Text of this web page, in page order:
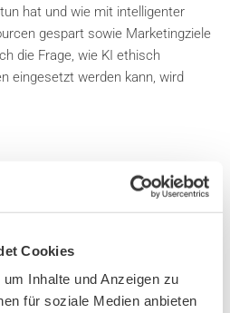
Cookies
Inhalte und Anzeigen zu
für soziale Medien anbieten
hat und wie mit intelligenter
gespart sowie Marketingziele
die Frage, wie KI ethisch
eingesetzt werden kann, wird
Kundenbeziehungsmanagement
durchdringt,
Consulting & leitende